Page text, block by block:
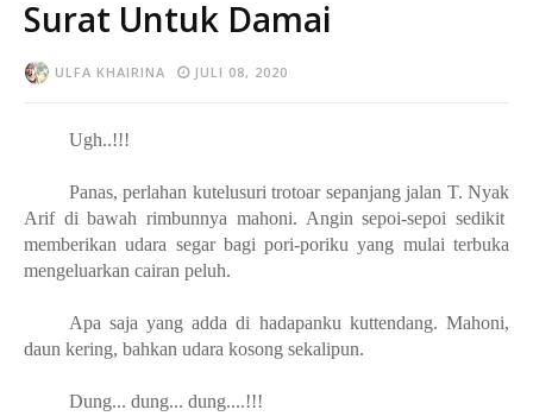
Surat Untuk Damai
ULFA KHAIRINA JULI 08, 2020
Ugh..!!!
Panas, perlahan kutelusuri trotoar sepanjang jalan T. Nyak
Arif di bawah rimbunnya mahoni. Angin sepoi-sepoi sedikit
memberikan udara segar bagi pori-poriku yang mulai terbuka
mengeluarkan cairan peluh.
Apa saja yang adda di hadapanku kuttendang. Mahoni,
daun kering, bahkan udara kosong sekalipun.
Dung... dung... dung....!!!